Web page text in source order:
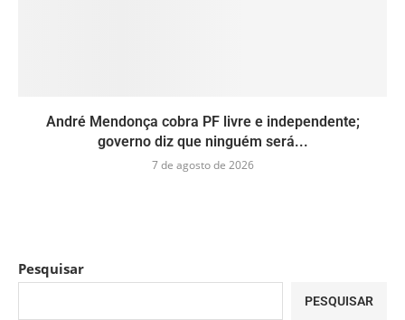
André Mendonça cobra PF livre e independente;
governo diz que ninguém será...
7 de agosto de 2026
Pesquisar
PESQUISAR